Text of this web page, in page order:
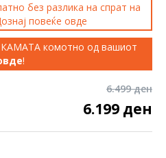
без разлика на спрат на
повеќе овде
КАМАТА комотно од вашиот
!
6.499 ден
6.199 ден